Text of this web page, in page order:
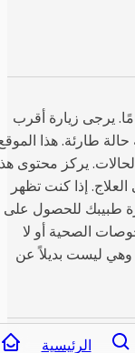
غير متاح إذا كنت دون سن 18 عامًا. يرجى زيارة أقرب
طارئة. هذا
يركز محتوى
إذا كنت تظهر
طبيبك للحصول على
الصحية أو لا
وهي ليست بديلاً عن
الرئيسية